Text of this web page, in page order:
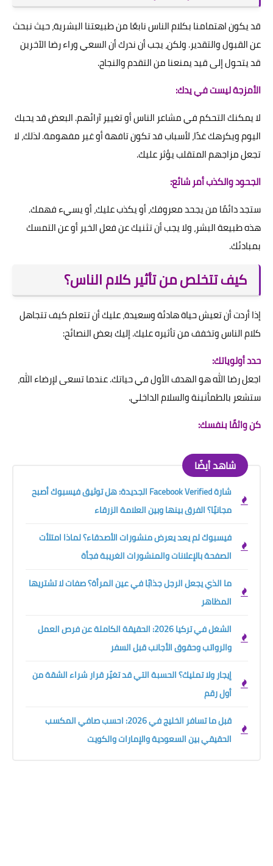
قد يكون اهتمامنا بكلام الناس نابعًا من طبيعتنا البشرية، حيث نبحث
عن القبول والتقدير. ولكن، يجب أن ندرك أن السعي وراء رضا الآخرين
قد يتحول إلى قيد يمنعنا من التقدم والنجاح.
الأمزجة ليست في يدك:
لا يمكنك التحكم في مشاعر الناس أو تغيير آرائهم. البعض قد يحبك
اليوم ويكرهك غدًا، لأسباب قد تكون تافهة أو غير مفهومة. لذلك، لا
تجعل مزاجهم المتقلب يؤثر عليك.
الجحود والكذب أمر شائع:
ستجد دائمًا من يجحد معروفك، أو يكذب عليك، أو يسيء فهمك.
هذه طبيعة البشر، ولا يجب أن تثنيك عن فعل الخير أو عن التمسك
بمبادئك.
كيف تتخلص من تأثير كلام الناس؟
إذا أردت أن تعيش حياة هادئة وسعيدة، عليك أن تتعلم كيف تتجاهل
كلام الناس وتخفف من تأثيره عليك. إليك بعض النصائح:
حدد أولوياتك:
اجعل رضا الله هو الهدف الأول في حياتك. عندما تسعى لإرضاء الله،
ستشعر بالطمأنينة والسلام الداخلي.
كن واثقًا بنفسك:
شاهد أيضًا
شارة Facebook Verified الجديدة: هل توثيق فيسبوك أصبح
مجانيًا؟ الفرق بينها وبين العلامة الزرقاء
فيسبوك لم يعد يعرض منشورات الأصدقاء؟ لماذا امتلأت
الصفحة بالإعلانات والمنشورات الغريبة فجأة
ما الذي يجعل الرجل جذابًا في عين المرأة؟ صفات لا تشتريها
المظاهر
الشغل في تركيا 2026: الحقيقة الكاملة عن فرص العمل
والرواتب وحقوق الأجانب قبل السفر
إيجار ولا تمليك؟ الحسبة التي قد تغيّر قرار شراء الشقة من
أول رقم
قبل ما تسافر الخليج في 2026: احسب صافي المكسب
الحقيقي بين السعودية والإمارات والكويت